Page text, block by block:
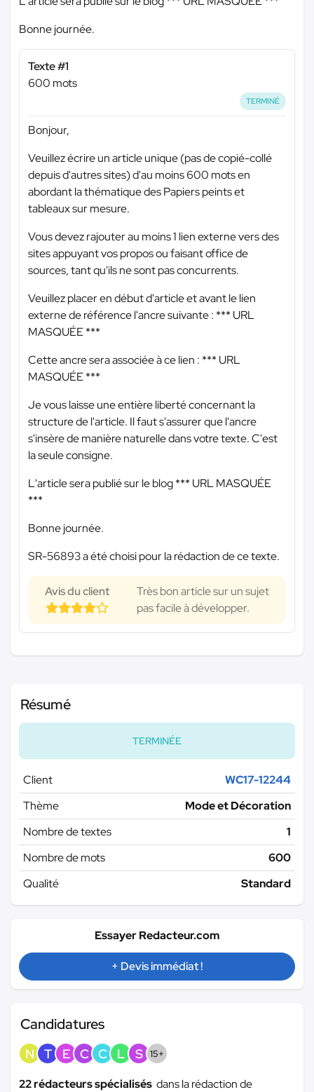
Bonne journée.
Texte #1
600 mots
TERMINÉ
Bonjour,
Veuillez écrire un article unique (pas de copié-collé
depuis d'autres sites) d'au moins 600 mots en
abordant la thématique des Papiers peints et
tableaux sur mesure.
Vous devez rajouter au moins 1 lien externe vers des
sites appuyant vos propos ou faisant office de
sources, tant qu'ils ne sont pas concurrents.
Veuillez placer en début d'article et avant le lien
externe de référence l'ancre suivante : *** URL
MASQUÉE ***
Cette ancre sera associée à ce lien : *** URL
MASQUÉE ***
Je vous laisse une entière liberté concernant la
structure de l'article. Il faut s'assurer que l'ancre
s'insère de manière naturelle dans votre texte. C'est
la seule consigne.
L'article sera publié sur le blog*** URL MASQUÉE
***
Bonne journée.
SR-56893 a été choisi pour la rédaction de ce texte.
Avis du client
Très bon article sur un sujet
pas facile à développer.
Résumé
TERMINÉE
Client
WC17-12244
Thème
Mode et Décoration
Nombre de textes
1
Nombre de mots
600
Qualité
Standard
Essayer Redacteur.com
+ Devis immédiat !
Candidatures
N T E C C L S 15+
22 rédacteurs spécialisés dans la rédaction de